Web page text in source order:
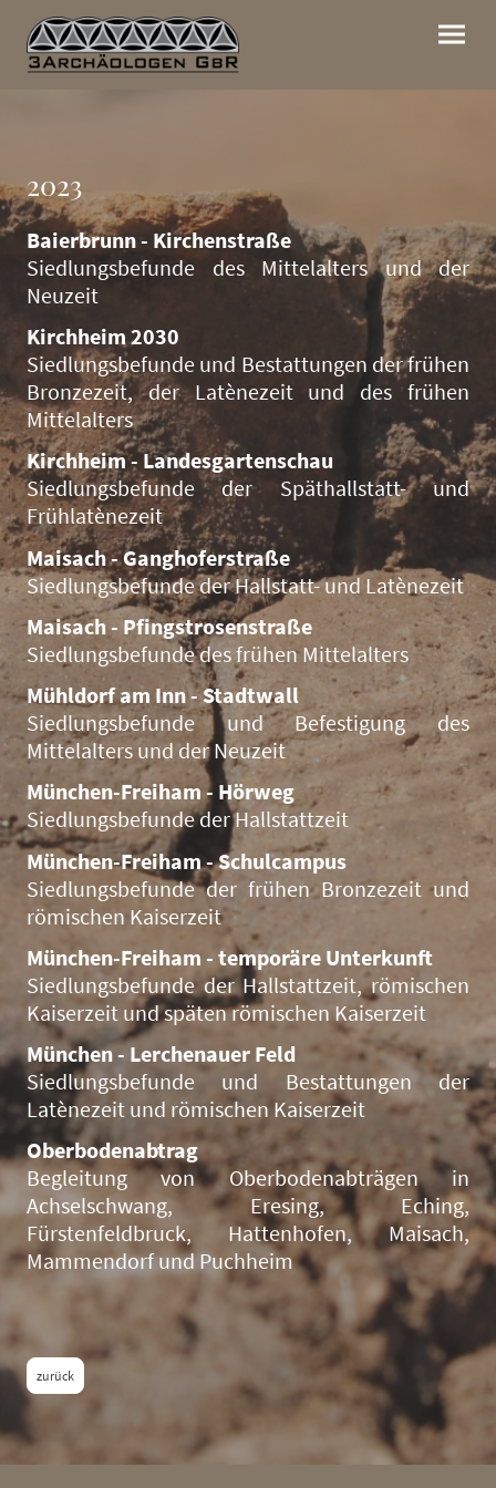
2023
Baierbrunn - Kirchenstraße
Siedlungsbefunde des Mittelalters und der
Neuzeit
Kirchheim 2030
Siedlungsbefunde und Bestattungen der frühen
Bronzezeit, der Latènezeit und des frühen
Mittelalters
Kirchheim - Landesgartenschau
Siedlungsbefunde der Späthallstatt- und
Frühlatènezeit
Maisach - Ganghoferstraße
Siedlungsbefunde der Hallstatt- und Latènezeit
Maisach - Pfingstrosenstraße
Siedlungsbefunde des frühen Mittelalters
Mühldorf am Inn - Stadtwall
Siedlungsbefunde und Befestigung des
Mittelalters und der Neuzeit
München-Freiham - Hörweg
Siedlungsbefunde der Hallstattzeit
München-Freiham - Schulcampus
Siedlungsbefunde der frühen Bronzezeit und
römischen Kaiserzeit
München-Freiham - temporäre Unterkunft
Siedlungsbefunde der Hallstattzeit, römischen
Kaiserzeit und späten römischen Kaiserzeit
München - Lerchenauer Feld
Siedlungsbefunde und Bestattungen der
Latènezeit und römischen Kaiserzeit
Oberbodenabtrag
Begleitung von Oberbodenabträgen in
Achselschwang, Eresing, Eching,
Fürstenfeldbruck, Hattenhofen, Maisach,
Mammendorf und Puchheim
zurück